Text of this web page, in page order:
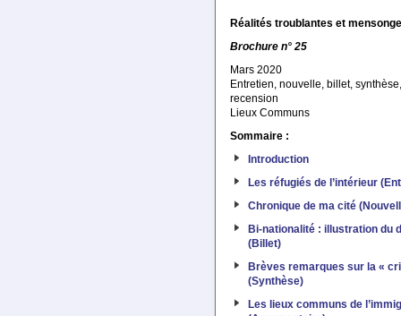
Réalités troublantes et
Brochure n° 25
Mars 2020
Entretien, nouvelle, billet,
recension
Lieux Communs
Sommaire :
Introduction
Les réfugiés de l’intérieur
Chronique de ma cité
Bi-nationalité : illustration du
(Billet)
Brèves remarques sur la «
(Synthèse)
Les lieux communs de